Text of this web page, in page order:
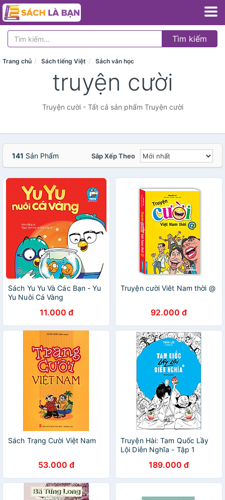
Tìm kiếm
Trang chủ Sách tiếng Việt Sách văn học
truyện cười
Truyện cười - Tất cả sản phẩm Truyện cười
141 Sản Phẩm Sắp Xếp Theo
Sách Yu Yu Và Các Bạn - Yu
Yu Nuôi Cá Vàng
11.000 đ
Truyện cười Viêt Nam thời @
92.000 đ
Sách Trạng Cười Việt Nam
53.000 đ
Truyện Hài: Tam Quốc Lầy
Lội Diễn Nghĩa - Tập 1
189.000 đ